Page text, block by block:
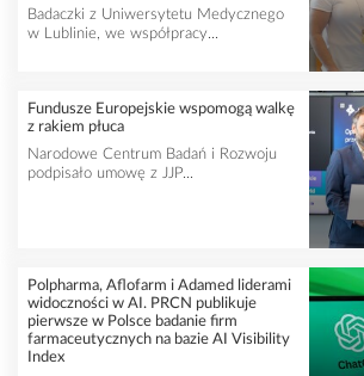
Badaczki z Uniwersytetu Medycznego
w Lublinie, we współpracy...
Fundusze Europejskie wspomogą walkę
z rakiem płuca
Narodowe Centrum Badań i Rozwoju
podpisało umowę z JJP...
Polpharma, Aflofarm i Adamed liderami
widoczności w AI. PRCN publikuje
pierwsze w Polsce badanie firm
farmaceutycznych na bazie AI Visibility
Index